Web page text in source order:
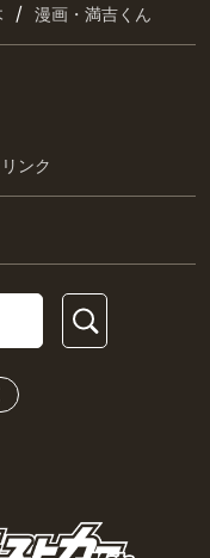
/ 漫画・満吉くん
リンク